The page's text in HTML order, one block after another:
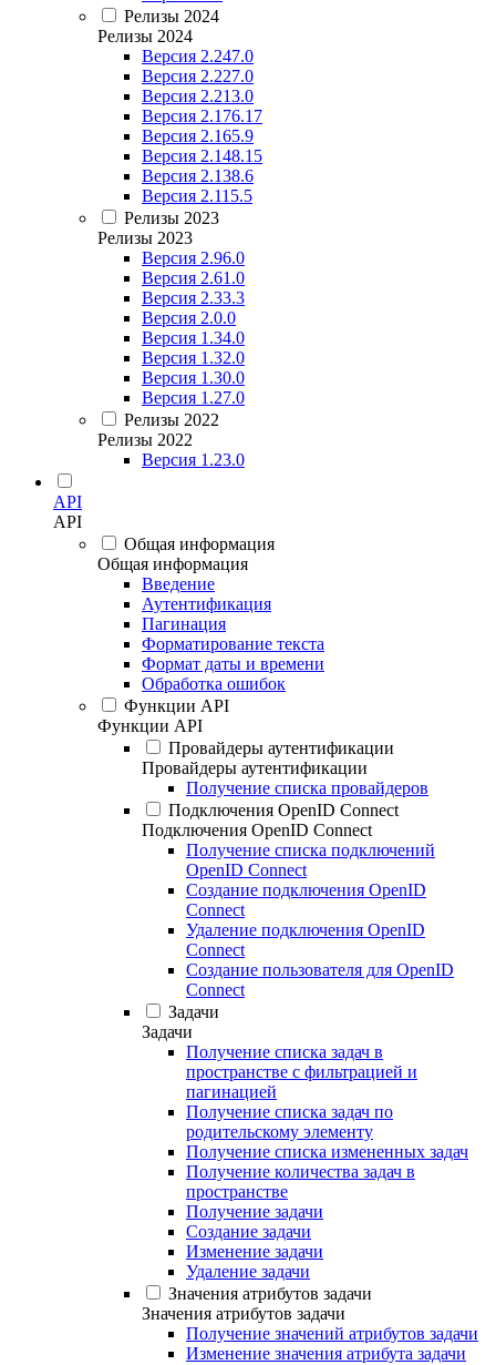
Релизы 2024
Релизы 2024
Версия 2.247.0
Версия 2.227.0
Версия 2.213.0
Версия 2.176.17
Версия 2.165.9
Версия 2.148.15
Версия 2.138.6
Версия 2.115.5
Релизы 2023
Релизы 2023
Версия 2.96.0
Версия 2.61.0
Версия 2.33.3
Версия 2.0.0
Версия 1.34.0
Версия 1.32.0
Версия 1.30.0
Версия 1.27.0
Релизы 2022
Релизы 2022
Версия 1.23.0
API
API
Общая информация
Общая информация
Введение
Аутентификация
Пагинация
Форматирование текста
Формат даты и времени
Обработка ошибок
Функции API
Функции API
Провайдеры аутентификации
Провайдеры аутентификации
Получение списка провайдеров
Подключения OpenID Connect
Подключения OpenID Connect
Получение списка подключений
OpenID Connect
Создание подключения OpenID
Connect
Удаление подключения OpenID
Connect
Создание пользователя для OpenID
Connect
Задачи
Задачи
Получение списка задач в
пространстве с фильтрацией и
пагинацией
Получение списка задач по
родительскому элементу
Получение списка измененных задач
Получение количества задач в
пространстве
Получение задачи
Создание задачи
Изменение задачи
Удаление задачи
Значения атрибутов задачи
Значения атрибутов задачи
Получение значений атрибутов задачи
Изменение значения атрибута задачи